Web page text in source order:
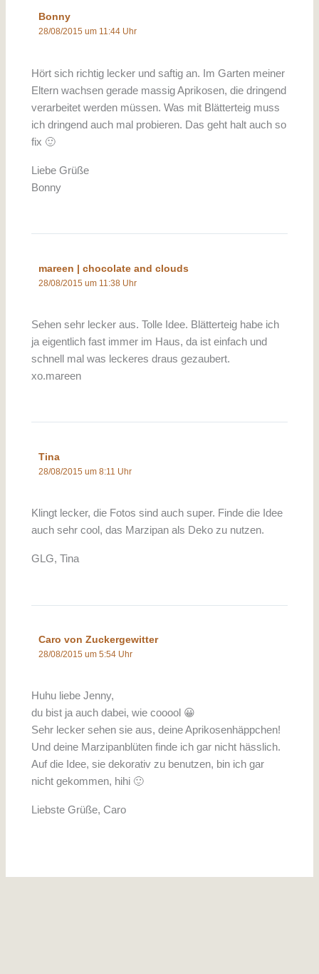
Bonny
28/08/2015 um 11:44 Uhr
Hört sich richtig lecker und saftig an. Im Garten meiner
Eltern wachsen gerade massig Aprikosen, die dringend
verarbeitet werden müssen. Was mit Blätterteig muss
ich dringend auch mal probieren. Das geht halt auch so
fix 🙂
Liebe Grüße
Bonny
mareen | chocolate and clouds
28/08/2015 um 11:38 Uhr
Sehen sehr lecker aus. Tolle Idee. Blätterteig habe ich
ja eigentlich fast immer im Haus, da ist einfach und
schnell mal was leckeres draus gezaubert.
xo.mareen
Tina
28/08/2015 um 8:11 Uhr
Klingt lecker, die Fotos sind auch super. Finde die Idee
auch sehr cool, das Marzipan als Deko zu nutzen.
GLG, Tina
Caro von Zuckergewitter
28/08/2015 um 5:54 Uhr
Huhu liebe Jenny,
du bist ja auch dabei, wie cooool 😀
Sehr lecker sehen sie aus, deine Aprikosenhäppchen!
Und deine Marzipanblüten finde ich gar nicht hässlich.
Auf die Idee, sie dekorativ zu benutzen, bin ich gar
nicht gekommen, hihi 🙂
Liebste Grüße, Caro